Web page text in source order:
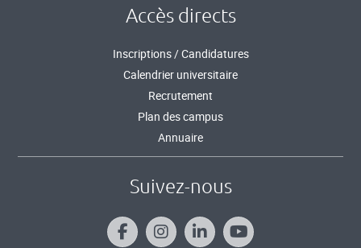
Accès directs
Inscriptions / Candidatures
Calendrier universitaire
Recrutement
Plan des campus
Annuaire
Suivez-nous